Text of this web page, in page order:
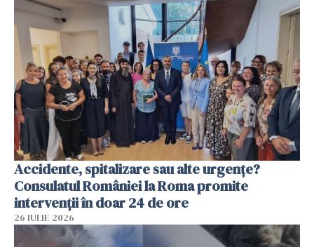
Accidente, spitalizare sau alte urgențe?
Consulatul României la Roma promite
intervenții în doar 24 de ore
26 IULIE 2026